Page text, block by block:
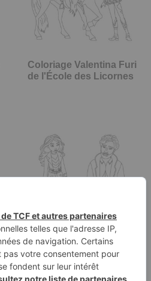
Coloriage Valentina Furi
de l'École des Licornes
Coloriage Sophia
Mendoza et son père
Miles Mendoza…